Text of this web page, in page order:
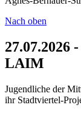
Nach oben
27.07.2026
LAIM
Jugendliche der
ihr Stadtviertel-